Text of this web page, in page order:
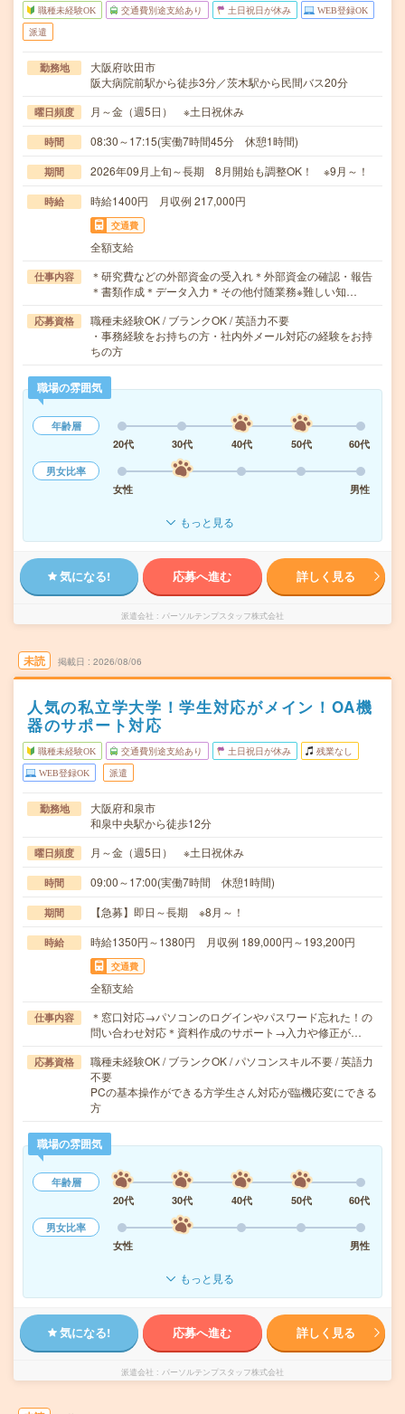
職種未経験OK 交通費別途支給あり 土日祝日が休み WEB登録OK
派遣
勤務地
大阪府吹田市
阪大病院前駅から徒歩3分／茨木駅から民間バス20分
曜日頻度 月～金（週5日） ※土日祝休み
時間 08:30～17:15(実働7時間45分 休憩1時間)
期間 2026年09月上旬～長期 8月開始も調整OK！ ※9月～！
時給 時給1400円 月収例 217,000円
交通費
全額支給
仕事内容
＊研究費などの外部資金の受入れ＊外部資金の確認・報告
＊書類作成＊データ入力＊その他付随業務※難しい知…
応募資格
職種未経験OK / ブランクOK / 英語力不要
・事務経験をお持ちの方・社内外メール対応の経験をお持
ちの方
職場の雰囲気
年齢層
20代
30代 40代 50代
60代
男女比率
女性
男性
もっと見る
気になる! 応募へ進む 詳しく見る
派遣会社 パーソルテンプスタッフ株式会社
未読 掲載日 2026/08/06
人気の私立学大学！学生対応がメイン！OA機
器のサポート対応
職種未経験OK 交通費別途支給あり 土日祝日が休み 残業なし
WEB登録OK 派遣
勤務地
大阪府和泉市
和泉中央駅から徒歩12分
曜日頻度 月～金（週5日） ※土日祝休み
時間 09:00～17:00(実働7時間 休憩1時間)
期間 【急募】即日～長期 ※8月～！
時給 時給1350円～1380円 月収例 189,000円～193,200円
交通費
全額支給
仕事内容
＊窓口対応→パソコンのログインやパスワード忘れた！の
問い合わせ対応＊資料作成のサポート→入力や修正が…
応募資格
職種未経験OK / ブランクOK / パソコンスキル不要 / 英語力
不要
PCの基本操作ができる方学生さん対応が臨機応変にできる
方
職場の雰囲気
年齢層
20代
30代 40代 50代
60代
男女比率
女性
男性
もっと見る
気になる! 応募へ進む 詳しく見る
派遣会社 パーソルテンプスタッフ株式会社